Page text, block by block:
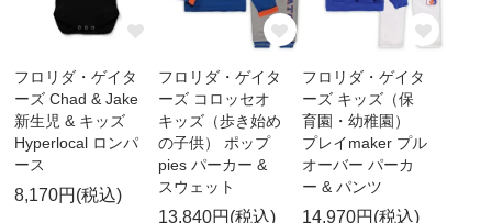
フロリダ・ゲイタ
ーズ Chad & Jake
新生児 & キッズ
Hyperlocal ロンパ
ース
8,170円(税込)
フロリダ・ゲイタ
ーズ コロッセオ
キッズ（歩き始め
の子供） ポップ
pies パーカー &
スウェット
13,840円(税込)
フロリダ・ゲイタ
ーズ キッズ（保
育園・幼稚園）
プレイmaker プル
オーバー パーカ
ー & パンツ
14,970円(税込)